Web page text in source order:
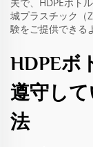
城プラスチック（
験をご提供できる
HDPEボ
遵守し
法